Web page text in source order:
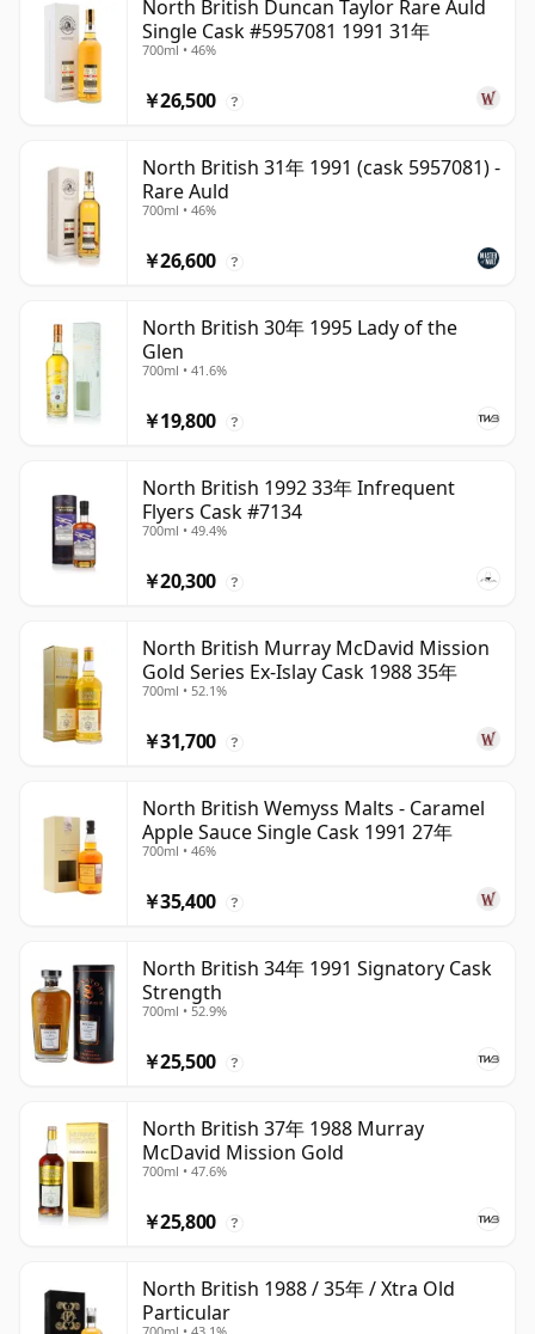
North British Duncan Taylor Rare Auld
Single Cask #5957081 1991 31年
700ml • 46%
￥26,500 ?
North British 31年 1991 (cask 5957081) -
Rare Auld
700ml • 46%
￥26,600 ?
North British 30年 1995 Lady of the
Glen
700ml • 41.6%
￥19,800 ?
North British 1992 33年 Infrequent
Flyers Cask #7134
700ml • 49.4%
￥20,300 ?
North British Murray McDavid Mission
Gold Series Ex-Islay Cask 1988 35年
700ml • 52.1%
￥31,700 ?
North British Wemyss Malts - Caramel
Apple Sauce Single Cask 1991 27年
700ml • 46%
￥35,400 ?
North British 34年 1991 Signatory Cask
Strength
700ml • 52.9%
￥25,500 ?
North British 37年 1988 Murray
McDavid Mission Gold
700ml • 47.6%
￥25,800 ?
North British 1988 / 35年 / Xtra Old
Particular